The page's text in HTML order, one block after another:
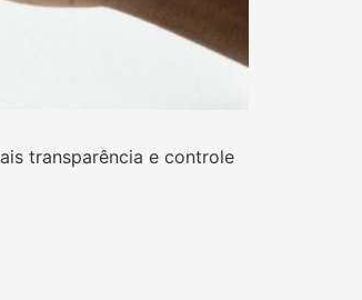
transparência e controle